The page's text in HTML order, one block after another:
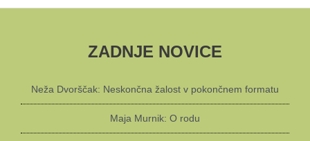
ZADNJE NOVICE
Neža Dvorščak: Neskončna žalost v pokončnem formatu
Maja Murnik: O rodu